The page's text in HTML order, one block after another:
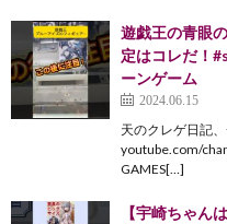
遊戯王の青眼
定はコレだ！
ーンゲーム
2024.06.15
天のクレゲ日記
youtube.com/
GAMES[…]
【宇崎ちゃん